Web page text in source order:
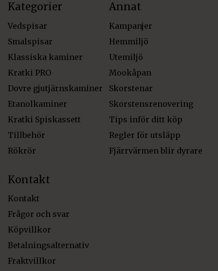
Kategorier
Vedspisar
Smalspisar
Klassiska kaminer
Kratki PRO
Dovre gjutjärnskaminer
Etanolkaminer
Kratki Spiskassett
Tillbehör
Rökrör
Annat
Kampanjer
Hemmiljö
Utemiljö
Mookåpan
Skorstenar
Skorstensrenovering
Tips inför ditt köp
Regler för utsläpp
Fjärrvärmen blir dyrare
Kontakt
Kontakt
Frågor och svar
Köpvillkor
Betalningsalternativ
Fraktvillkor